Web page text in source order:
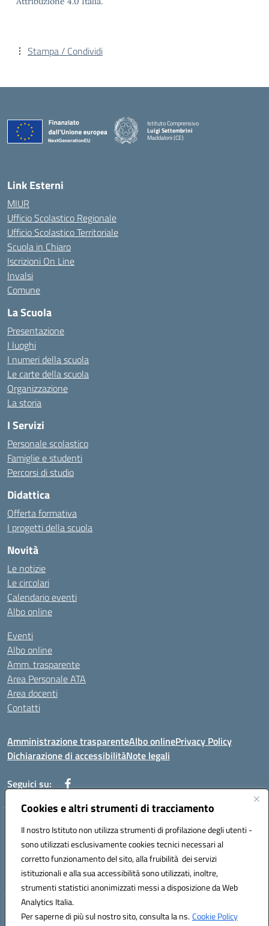
Cookies e altri strumenti di tracciamento
Il nostro Istituto non utilizza strumenti di profilazione degli utenti -
sono utilizzati esclusivamente cookies tecnici necessari al
corretto funzionamento del sito, alla fruibilità dei servizi
istituzionali e alla sua accessibilità sono utilizzati, inoltre,
strumenti statistici anonimizzati messi a disposizione da Web
Analytics Italia.
Per saperne di più sul nostro sito, consulta la ns.Cookie Policy
Stampa / Condividi
Istituto Comprensivo
Luigi Settembrini
Maddaloni (CE)
Link Esterni
MIUR
Ufficio Scolastico Regionale
Ufficio Scolastico Territoriale
Scuola in Chiaro
Iscrizioni On Line
Invalsi
Comune
La Scuola
Presentazione
I luoghi
I numeri della scuola
Le carte della scuola
Organizzazione
La storia
I Servizi
Personale scolastico
Famiglie e studenti
Percorsi di studio
Didattica
Offerta formativa
I progetti della scuola
Novità
Le notizie
Le circolari
Calendario eventi
Albo online
Eventi
Albo online
Amm. trasparente
Area Personale ATA
Area docenti
Contatti
Amministrazione trasparenteAlbo onlinePrivacy Policy
Dichiarazione di accessibilitàNote legali
Seguici su:
Indirizzo: VIA BRECCIAME, 46 - 81024 MADDALONI (CE)
Mail: CEIC8AU001@istruzione.it - Pec: CEIC8AU001@pec.istruzione.it -
Telefono: 0823408721
Meccanografico: CEIC8AU001
Codice fiscale: 93086080616
Hosting & Powered by 3D Solution S.r.l.